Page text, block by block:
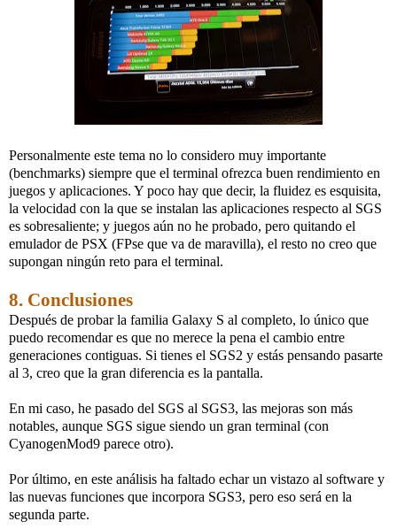
Personalmente este tema no lo considero muy importante
(benchmarks) siempre que el terminal ofrezca buen rendimiento en
juegos y aplicaciones. Y poco hay que decir, la fluidez es esquisita,
la velocidad con la que se instalan las aplicaciones respecto al SGS
es sobresaliente; y juegos aún no he probado, pero quitando el
emulador de PSX (FPse que va de maravilla), el resto no creo que
supongan ningún reto para el terminal.
8. Conclusiones
Después de probar la familia Galaxy S al completo, lo único que
puedo recomendar es que no merece la pena el cambio entre
generaciones contiguas. Si tienes el SGS2 y estás pensando pasarte
al 3, creo que la gran diferencia es la pantalla.
En mi caso, he pasado del SGS al SGS3, las mejoras son más
notables, aunque SGS sigue siendo un gran terminal (con
CyanogenMod9 parece otro).
Por último, en este análisis ha faltado echar un vistazo al software y
las nuevas funciones que incorpora SGS3, pero eso será en la
segunda parte.